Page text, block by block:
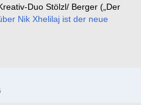
Duo Stölzl/ Berger („Der
Nik Xhelilaj ist der neue